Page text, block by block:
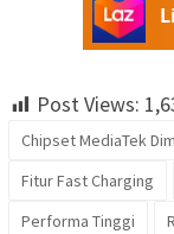
Post Views:
Chipset MediaTek
Fitur Fast Charging
Performa Tinggi